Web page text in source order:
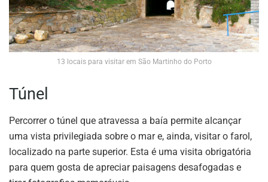
13 locais para visitar em São Martinho do Porto
Túnel
Percorrer o túnel que atravessa a baía permite alcançar
uma vista privilegiada sobre o mar e, ainda, visitar o farol,
localizado na parte superior. Esta é uma visita obrigatória
para quem gosta de apreciar paisagens desafogadas e